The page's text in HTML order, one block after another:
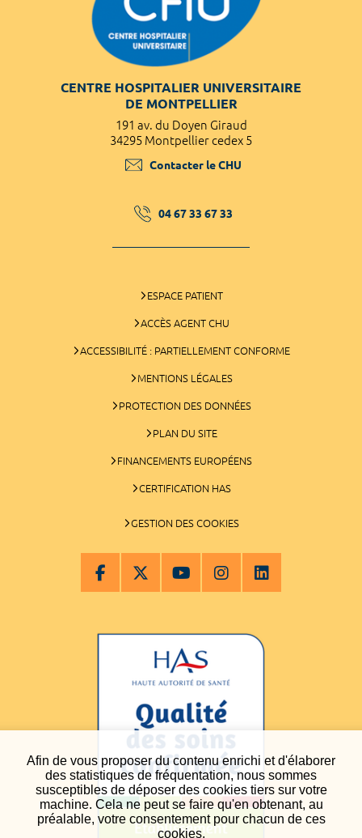
Afin de vous proposer du contenu enrichi et d'élaborer
des statistiques de fréquentation, nous sommes
susceptibles de déposer des cookies tiers sur votre
machine. Cela ne peut se faire qu'en obtenant, au
préalable, votre consentement pour chacun de ces
cookies.
CENTRE HOSPITALIER UNIVERSITAIRE
DE MONTPELLIER
191 av. du Doyen Giraud
34295 Montpellier cedex 5
Contacter le CHU
04 67 33 67 33
ESPACE PATIENT
ACCÈS AGENT CHU
ACCESSIBILITÉ : PARTIELLEMENT CONFORME
MENTIONS LÉGALES
PROTECTION DES DONNÉES
PLAN DU SITE
FINANCEMENTS EUROPÉENS
CERTIFICATION HAS
GESTION DES COOKIES